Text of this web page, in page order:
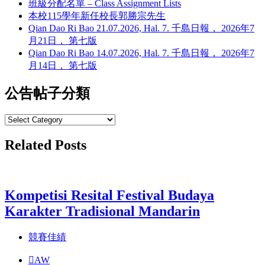
班級分配名單 – Class Assignment Lists
本校115學年新任校長郭勝宗先生
Qian Dao Ri Bao 21.07.2026, Hal. 7. 千島日報， 2026年7
月21日， 第七版
Qian Dao Ri Bao 14.07.2026, Hal. 7. 千島日報， 2026年7
月14日， 第七版
公告帖子分類
公
帖
Related Posts
Kompetisi Resital Festival Budaya
Karakter Tradisional Mandarin
競賽佳績
AW